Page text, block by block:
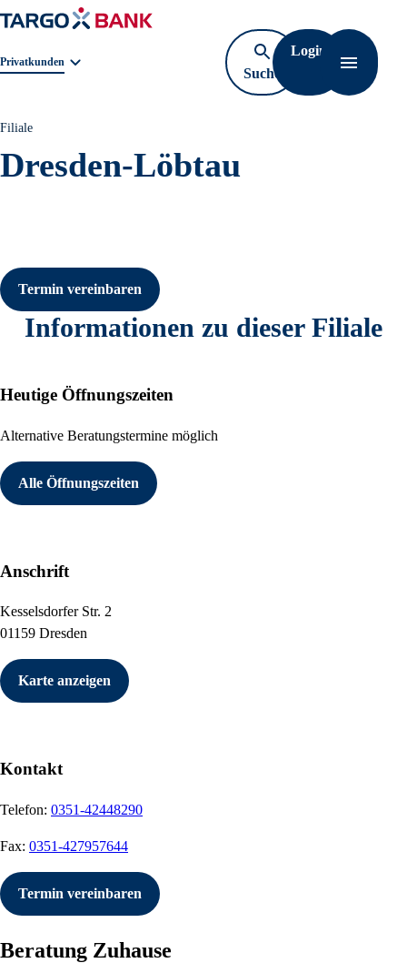
Geschäftsbereichnavigation. Aktuelle Auswahl:
Privatkunden
Suche
öffnen
Login
Filiale
Dresden-Löbtau
Termin vereinbaren
Informationen zu dieser Filiale
Heutige Öffnungszeiten
Alternative Beratungstermine möglich
Alle Öffnungszeiten
Anschrift
Kesselsdorfer Str. 2
01159 Dresden
Karte anzeigen
Kontakt
Telefon: 0351-42448290
Fax: 0351-427957644
Termin vereinbaren
Beratung Zuhause